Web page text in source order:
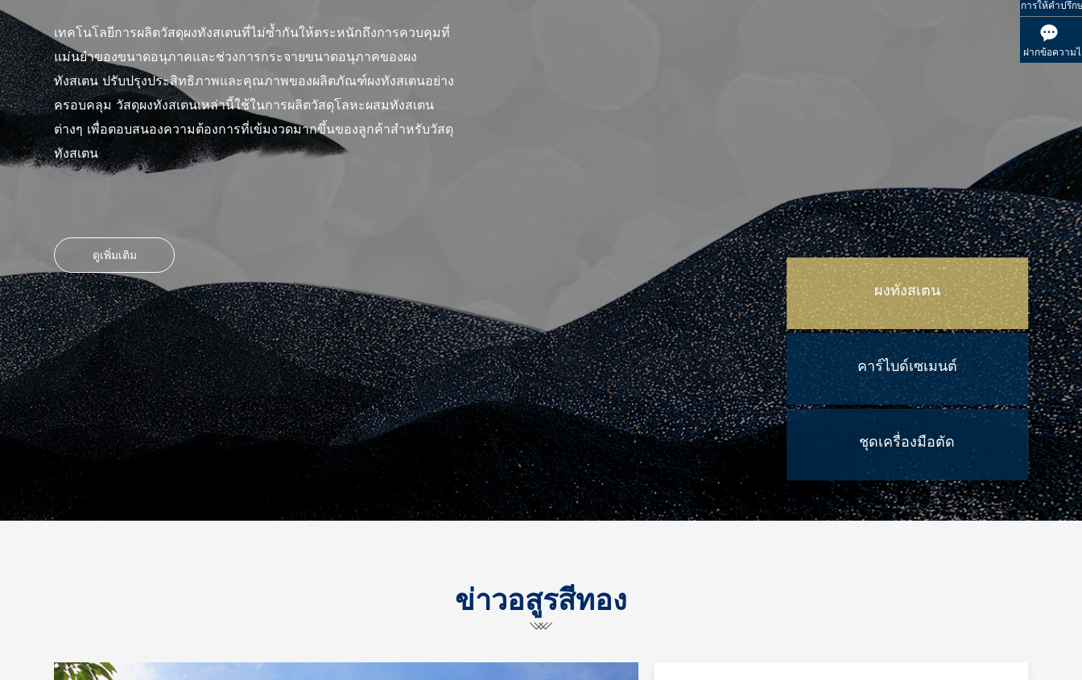
เทคโนโลยีการผลิตวัสดุผงทังสเตนที่ไม่ซ้ำกันให้ตระหนักถึงการควบคุมที่
แม่นยำของขนาดอนุภาคและช่วงการกระจายขนาดอนุภาคของผง
ทังสเตน ปรับปรุงประสิทธิภาพและคุณภาพของผลิตภัณฑ์ผงทังสเตนอย่าง
ครอบคลุม วัสดุผงทังสเตนเหล่านี้ใช้ในการผลิตวัสดุโลหะผสมทังสเตน
ต่างๆ เพื่อตอบสนองความต้องการที่เข้มงวดมากขึ้นของลูกค้าสําหรับวัสดุ
ทังสเตน
ดูเพิ่มเติม
ผงทังสเตน
คาร์ไบด์เซเมนต์
ชุดเครื่องมือตัด
ข่าวอสูรสีทอง
การให้คำปรึก
ฝากข้อความ